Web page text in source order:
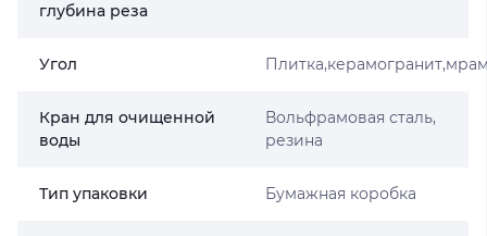
глубина реза
Угол
Кран для очищенной
воды
Вольфрамовая сталь,
резина
Тип упаковки Бумажная коробка